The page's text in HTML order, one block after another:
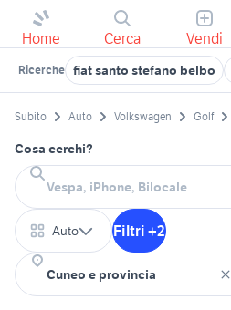
Home Cerca Vendi
Ricerche fiat santo stefano belbo
Subito Auto Volkswagen Golf
Cosa cerchi?
Auto Filtri +2